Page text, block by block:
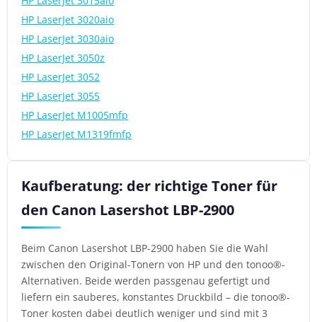
HP LaserJet 3020aio
HP LaserJet 3030aio
HP LaserJet 3050z
HP LaserJet 3052
HP LaserJet 3055
HP LaserJet M1005mfp
HP LaserJet M1319fmfp
Kaufberatung: der richtige Toner für
den Canon Lasershot LBP-2900
Beim Canon Lasershot LBP-2900 haben Sie die Wahl
zwischen den Original-Tonern von HP und den tonoo®-
Alternativen. Beide werden passgenau gefertigt und
liefern ein sauberes, konstantes Druckbild – die tonoo®-
Toner kosten dabei deutlich weniger und sind mit 3